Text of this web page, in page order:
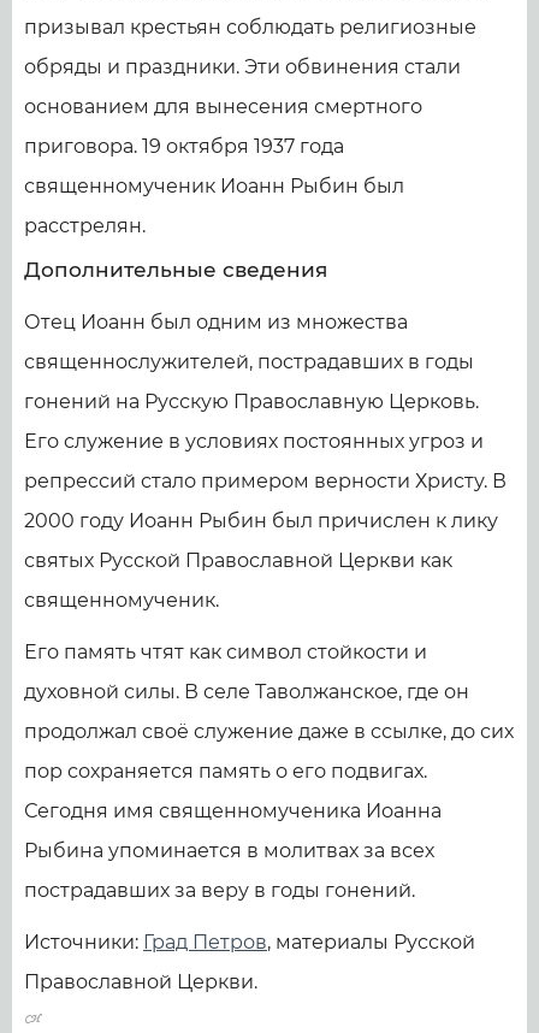
призывал крестьян соблюдать религиозные
обряды и праздники. Эти обвинения стали
основанием для вынесения смертного
приговора. 19 октября 1937 года
священномученик Иоанн Рыбин был
расстрелян.
Дополнительные сведения
Отец Иоанн был одним из множества
священнослужителей, пострадавших в годы
гонений на Русскую Православную Церковь.
Его служение в условиях постоянных угроз и
репрессий стало примером верности Христу. В
2000 году Иоанн Рыбин был причислен к лику
святых Русской Православной Церкви как
священномученик.
Его память чтят как символ стойкости и
духовной силы. В селе Таволжанское, где он
продолжал своё служение даже в ссылке, до сих
пор сохраняется память о его подвигах.
Сегодня имя священномученика Иоанна
Рыбина упоминается в молитвах за всех
пострадавших за веру в годы гонений.
Источники: Град Петров, материалы Русской
Православной Церкви.